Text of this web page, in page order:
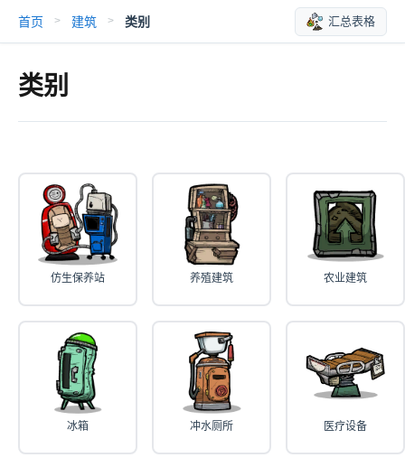
首页 > 建筑 > 类别 汇总表格
类别
仿生保养站 养殖建筑 农业建筑
冰箱 冲水厕所 医疗设备